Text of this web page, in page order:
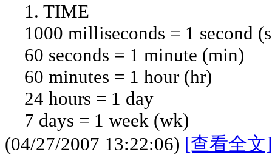
1. TIME
1000 milliseconds = 1 second
60 seconds = 1 minute (min)
60 minutes = 1 hour (hr)
24 hours = 1 day
7 days = 1 week (wk)
(04/27/2007 13:22:06) [查看全文]